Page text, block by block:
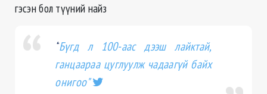
гэсэн бол түүний найз
“Бүгд л 100-аас дээш лайктай,
ганцаараа цуглуулж чадаагүй байх
онигоо"